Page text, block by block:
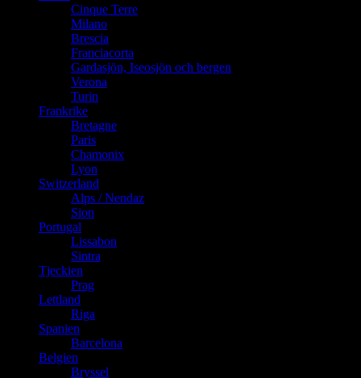
Cinque Terre
Milano
Brescia
Franciacorta
Gardasjön, Iseosjön och bergen
Verona
Turin
Frankrike
Bretagne
Paris
Chamonix
Lyon
Switzerland
Alps / Nendaz
Sion
Portugal
Lissabon
Sintra
Tjeckien
Prag
Lettland
Riga
Spanien
Barcelona
Belgien
Bryssel